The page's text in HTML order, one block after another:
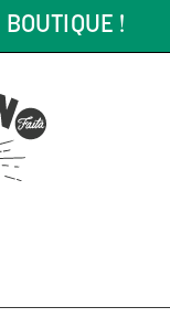
*CERTAINES